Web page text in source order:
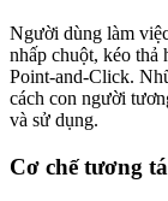
Người dùng làm
nhấp chuột, kéo thả
Point-and-Click.
cách con người
và sử dụng.
Cơ chế tương